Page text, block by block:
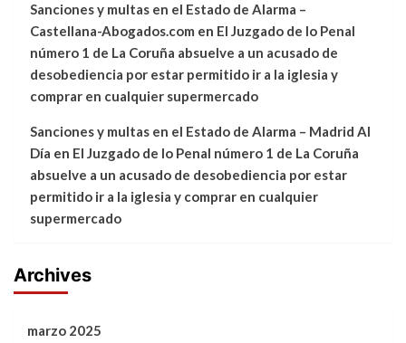
Sanciones y multas en el Estado de Alarma –
Castellana-Abogados.com en El Juzgado de lo Penal
número 1 de La Coruña absuelve a un acusado de
desobediencia por estar permitido ir a la iglesia y
comprar en cualquier supermercado
Sanciones y multas en el Estado de Alarma – Madrid Al
Día en El Juzgado de lo Penal número 1 de La Coruña
absuelve a un acusado de desobediencia por estar
permitido ir a la iglesia y comprar en cualquier
supermercado
Archives
marzo 2025